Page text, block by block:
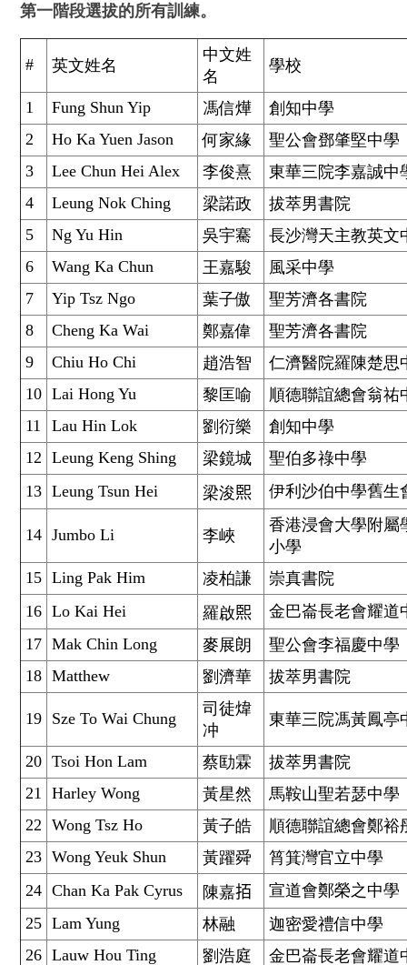
第一階段選拔的所有訓練。
# 英文姓名
中文姓
名
學校
1 Fung Shun Yip 馮信燁
創知中學
2
Ho Ka Yuen Jason 何家緣
聖公會鄧肇堅中學
3
Lee Chun Hei Alex 李俊熹
東華三院李嘉誠中
4
Leung Nok Ching 梁諾政
拔萃男書院
5
Ng Yu Hin 吳宇騫
長沙灣天主教英文
6
Wang Ka Chun 王嘉駿
風采中學
7
Yip Tsz Ngo 葉子傲
聖芳濟各書院
8
Cheng Ka Wai 鄭嘉偉
聖芳濟各書院
9
Chiu Ho Chi 趙浩智
仁濟醫院羅陳楚思
10 Lai Hong Yu 黎匡喻
順德聯誼總會翁祐
11
Lau Hin Lok 劉衍樂
創知中學
12 Leung Keng Shing 梁鏡城
聖伯多祿中學
13 Leung Tsun Hei 梁浚𤋮 伊利沙伯中學舊生
14 Jumbo Li 李峽
香港浸會大學附屬
小學
15 Ling Pak Him 凌柏謙
崇真書院
16 Lo Kai Hei 羅啟𤋮
金巴崙長老會耀道
17 Mak Chin Long 麥展朗
聖公會李福慶中學
18 Matthew 劉濟華 拔萃男書院
19 Sze To Wai Chung
司徒煒
冲
東華三院馮黃鳳亭
20 Tsoi Hon Lam 蔡劻霖
拔萃男書院
21 Harley Wong 黃星然
馬鞍山聖若瑟中學
22 Wong Tsz Ho 黃子皓
順德聯誼總會鄭裕
23 Wong Yeuk Shun 黃躍舜
筲箕灣官立中學
24 Chan Ka Pak Cyrus 陳嘉𢫦
宣道會鄭榮之中學
25 Lam Yung 林融
迦密愛禮信中學
26 Lauw Hou Ting 劉浩庭 金巴崙長老會耀道